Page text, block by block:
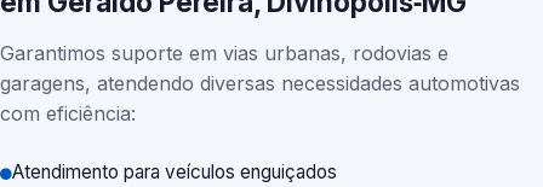
Garantimos suporte em vias urbanas, rodovias e
garagens, atendendo diversas necessidades automotivas
com eficiência:
Atendimento para veículos enguiçados